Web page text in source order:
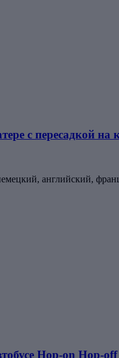
с пересадкой на
английский,
Hop-on Hop-